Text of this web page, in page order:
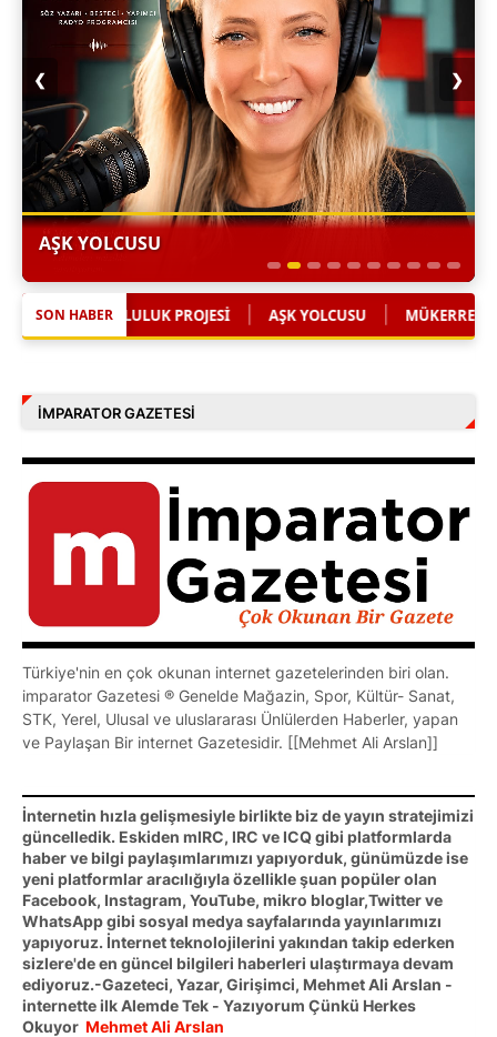
AŞK YOLCUSU
❮ ❯
SON HABER
AŞK YOLCUSU | MÜKERREM MÜGE ONAYDIN'DAN SAĞLIKTA
İMPARATOR GAZETESI
Türkiye'nin en çok okunan internet gazetelerinden biri olan.
imparator Gazetesi ® Genelde Mağazin, Spor, Kültür- Sanat,
STK, Yerel, Ulusal ve uluslararası Ünlülerden Haberler, yapan
ve Paylaşan Bir internet Gazetesidir. [[Mehmet Ali Arslan]]
İnternetin hızla gelişmesiyle birlikte biz de yayın stratejimizi
güncelledik. Eskiden mIRC, IRC ve ICQ gibi platformlarda
haber ve bilgi paylaşımlarımızı yapıyorduk, günümüzde ise
yeni platformlar aracılığıyla özellikle şuan popüler olan
Facebook, Instagram, YouTube, mikro bloglar,Twitter ve
WhatsApp gibi sosyal medya sayfalarında yayınlarımızı
yapıyoruz. İnternet teknolojilerini yakından takip ederken
sizlere'de en güncel bilgileri haberleri ulaştırmaya devam
ediyoruz.-Gazeteci, Yazar, Girişimci, Mehmet Ali Arslan -
internette ilk Alemde Tek - Yazıyorum Çünkü Herkes
Okuyor Mehmet Ali Arslan